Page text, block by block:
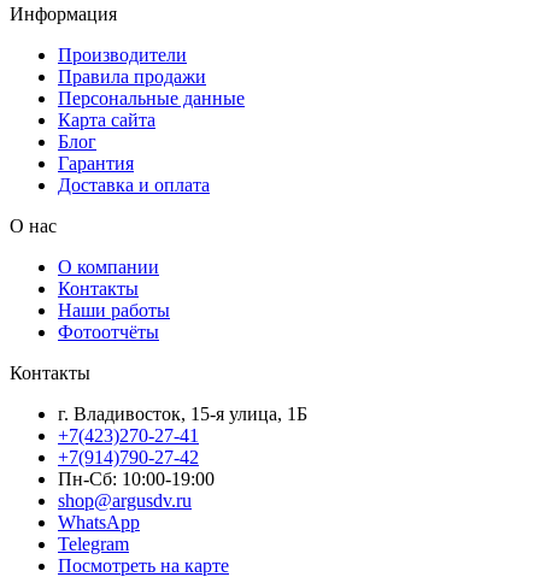
Информация
Производители
Правила продажи
Персональные данные
Карта сайта
Блог
Гарантия
Доставка и оплата
О нас
О компании
Контакты
Наши работы
Фотоотчёты
Контакты
г. Владивосток, 15-я улица, 1Б
+7(423)270-27-41
+7(914)790-27-42
Пн-Сб: 10:00-19:00
shop@argusdv.ru
WhatsApp
Telegram
Посмотреть на карте